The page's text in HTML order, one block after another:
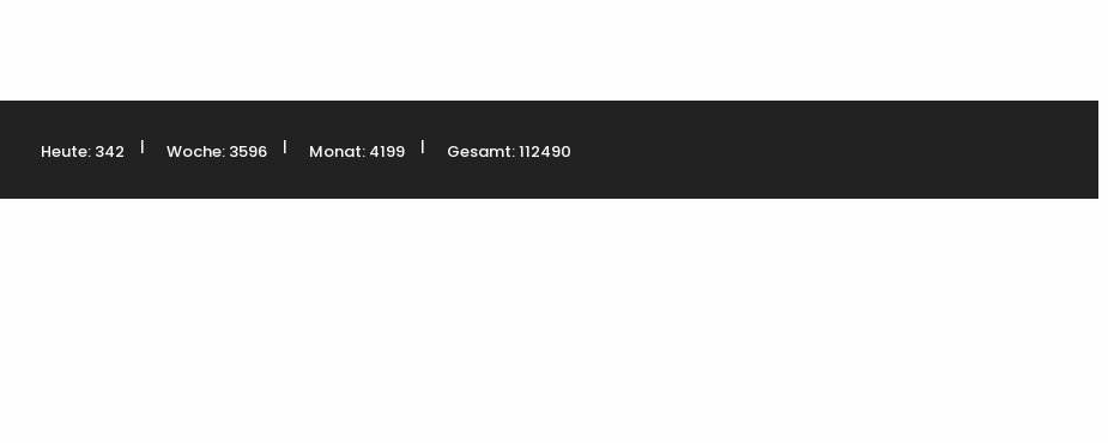
Heute: 342 | Woche: 3596 | Monat: 4199 | Gesamt: 112490